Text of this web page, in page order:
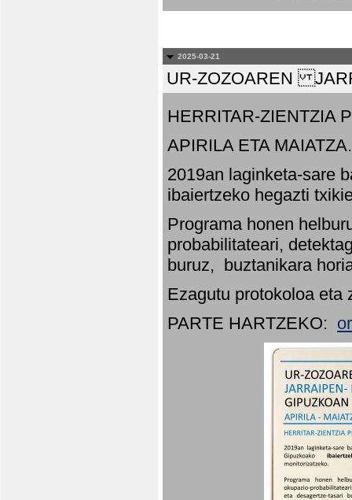
2025-03-21
UR-ZOZOAREN
HERRITAR-ZIENTZIA
APIRILA ETA MAIATZA.
2019an laginketa-sare
ibaiertzeko hegazti
Programa honen
probabilitateari,
buruz, buztanikara
Ezagutu protokoloa eta
PARTE HARTZEKO: